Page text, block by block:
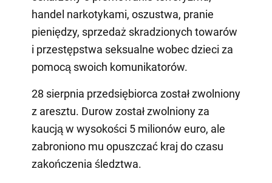
handel narkotykami, oszustwa, pranie
pieniędzy, sprzedaż skradzionych towarów
i przestępstwa seksualne wobec dzieci za
pomocą swoich komunikatorów.
28 sierpnia przedsiębiorca został zwolniony
z aresztu. Durow został zwolniony za
kaucją w wysokości 5 milionów euro, ale
zabroniono mu opuszczać kraj do czasu
zakończenia śledztwa.